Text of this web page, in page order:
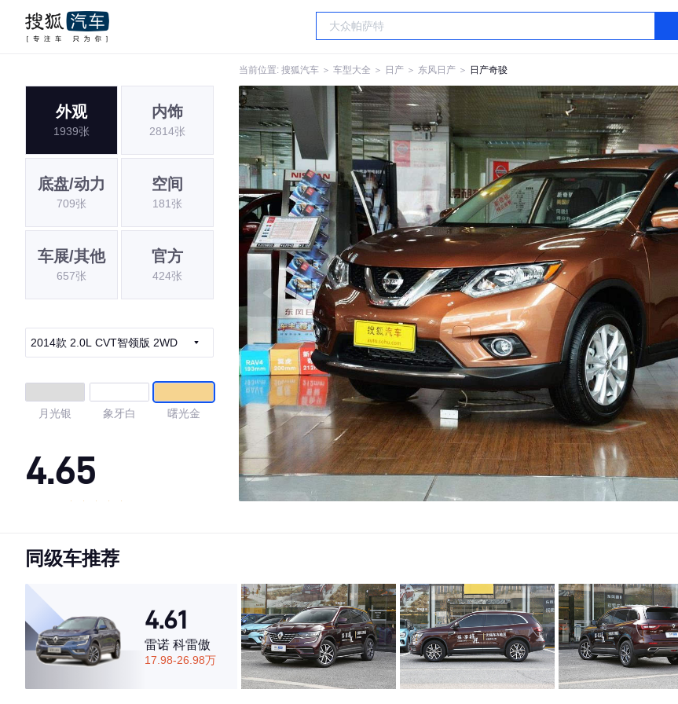
当前位置: 搜狐汽车 ＞ 车型大全 ＞ 日产 ＞ 东风日产 ＞ 日产奇骏
外观
1939张
内饰
2814张
底盘/动力
709张
空间
181张
车展/其他
657张
官方
424张
2014款 2.0L CVT智领版 2WD
月光银 象牙白 曙光金
4.65
·内饰表现一般，低于66%同级车
·空间表现较为优秀，优于64%同级车
同级车推荐
4.61
雷诺 科雷傲
17.98-26.98万